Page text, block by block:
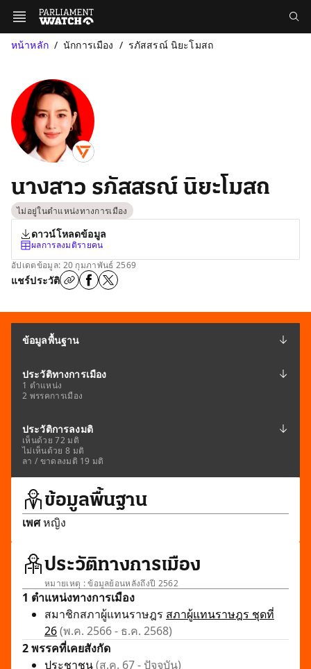
หน้าหลัก นักการเมือง รภัสสรณ์ นิยะโมสถ
นางสาว รภัสสรณ์ นิยะโมสถ
ไม่อยู่ในตำแหน่งทางการเมือง
ดาวน์โหลดข้อมูล
ผลการลงมติรายคน
อัปเดตข้อมูล: 20 กุมภาพันธ์ 2569
แชร์ประวัติ
ข้อมูลพื้นฐาน
ประวัติทางการเมือง
1 ตำแหน่ง
2 พรรคการเมือง
ประวัติการลงมติ
เห็นด้วย 72 มติ
ไม่เห็นด้วย 8 มติ
ลา / ขาดลงมติ 19 มติ
ข้อมูลพื้นฐาน
เพศหญิง
ประวัติทางการเมือง
หมายเหตุ : ข้อมูลย้อนหลังถึงปี 2562
1 ตำแหน่งทางการเมือง
สมาชิกสภาผู้แทนราษฎร สภาผู้แทนราษฎร ชุดที่
26(พ.ค. 2566 - ธ.ค. 2568)
2 พรรคที่เคยสังกัด
ประชาชน(ส.ค. 67 - ปัจจุบัน)